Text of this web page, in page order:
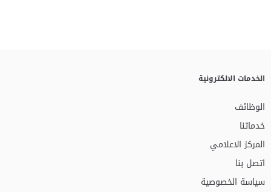
الخدمات الالكترونية
الوظائف
خدماتنا
المركز الاعلامي
اتصل بنا
سياسة الخصوصية